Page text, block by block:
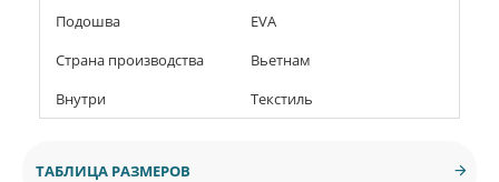
Подошва
EVA
Страна производства
Вьетнам
Внутри
Текстиль
ТАБЛИЦА РАЗМЕРОВ